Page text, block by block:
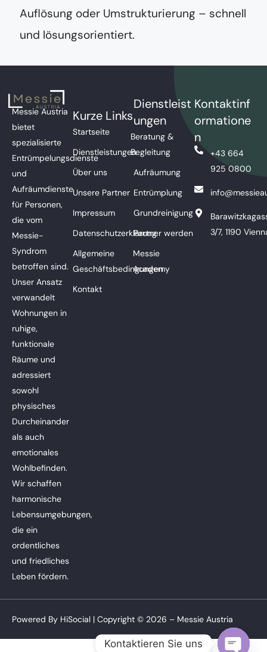
Auflösung oder Umstrukturierung – schnell
und lösungsorientiert.
Messie Austria
bietet
spezialisierte
Entrümpelungsdienste
und
Aufräumdienste
für Personen,
die vom
Messie-
Syndrom
betroffen sind.
Unser Ansatz
verwandelt
Wohnungen in
ruhige,
funktionale
Räume und
adressiert
sowohl
physisches
Durcheinander
als auch
emotionales
Wohlbefinden.
Wir schaffen
harmonische
Lebensumgebungen,
die ein
ordentliches
und friedliches
Leben fördern.
Kurze Links
Startseite
Dienstleistungen
Über uns
Unsere Partner
Impressum
Datenschutzerklärung
Allgemeine
Geschäftsbedingungen
Kontakt
Dienstleist
ungen
Beratung &
Begleitung
Aufräumung
Entrümplung
Grundreinigung
Partner werden
Messie
Academy
Kontaktinf
ormatione
n
+43 664
925 0800
3/7, 1190
Powered By HiSocial | Copyright © 2026 – Messie Austria
Kontaktieren Sie uns